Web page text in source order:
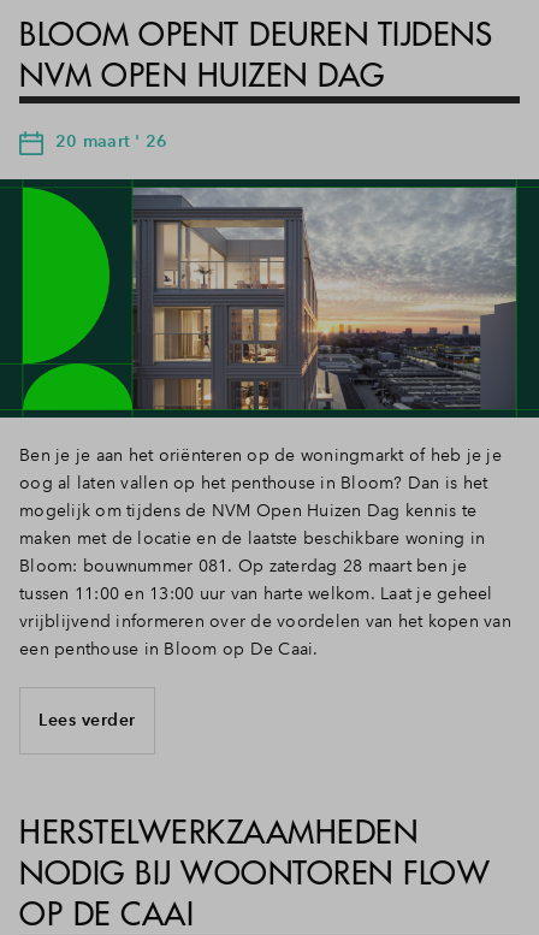
BLOOM OPENT DEUREN TIJDENS
NVM OPEN HUIZEN DAG
20 maart ' 26
Ben je je aan het oriënteren op de woningmarkt of heb je je
oog al laten vallen op het penthouse in Bloom? Dan is het
mogelijk om tijdens de NVM Open Huizen Dag kennis te
maken met de locatie en de laatste beschikbare woning in
Bloom: bouwnummer 081. Op zaterdag 28 maart ben je
tussen 11:00 en 13:00 uur van harte welkom. Laat je geheel
vrijblijvend informeren over de voordelen van het kopen van
een penthouse in Bloom op De Caai.
Lees verder
HERSTELWERKZAAMHEDEN
NODIG BIJ WOONTOREN FLOW
OP DE CAAI